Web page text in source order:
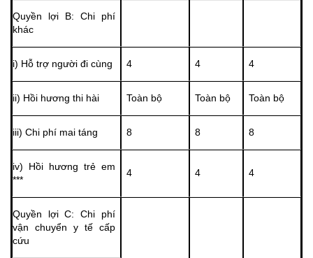
Quyền lợi B: Chi phí
khác
i) Hỗ trợ người đi cùng 4 4 4
ii) Hồi hương thi hài Toàn bộ Toàn bộ Toàn bộ
iii) Chi phí mai táng 8 8 8
iv) Hồi hương trẻ em
***
4 4 4
Quyền lợi C: Chi phí
vận chuyển y tế cấp
cứu